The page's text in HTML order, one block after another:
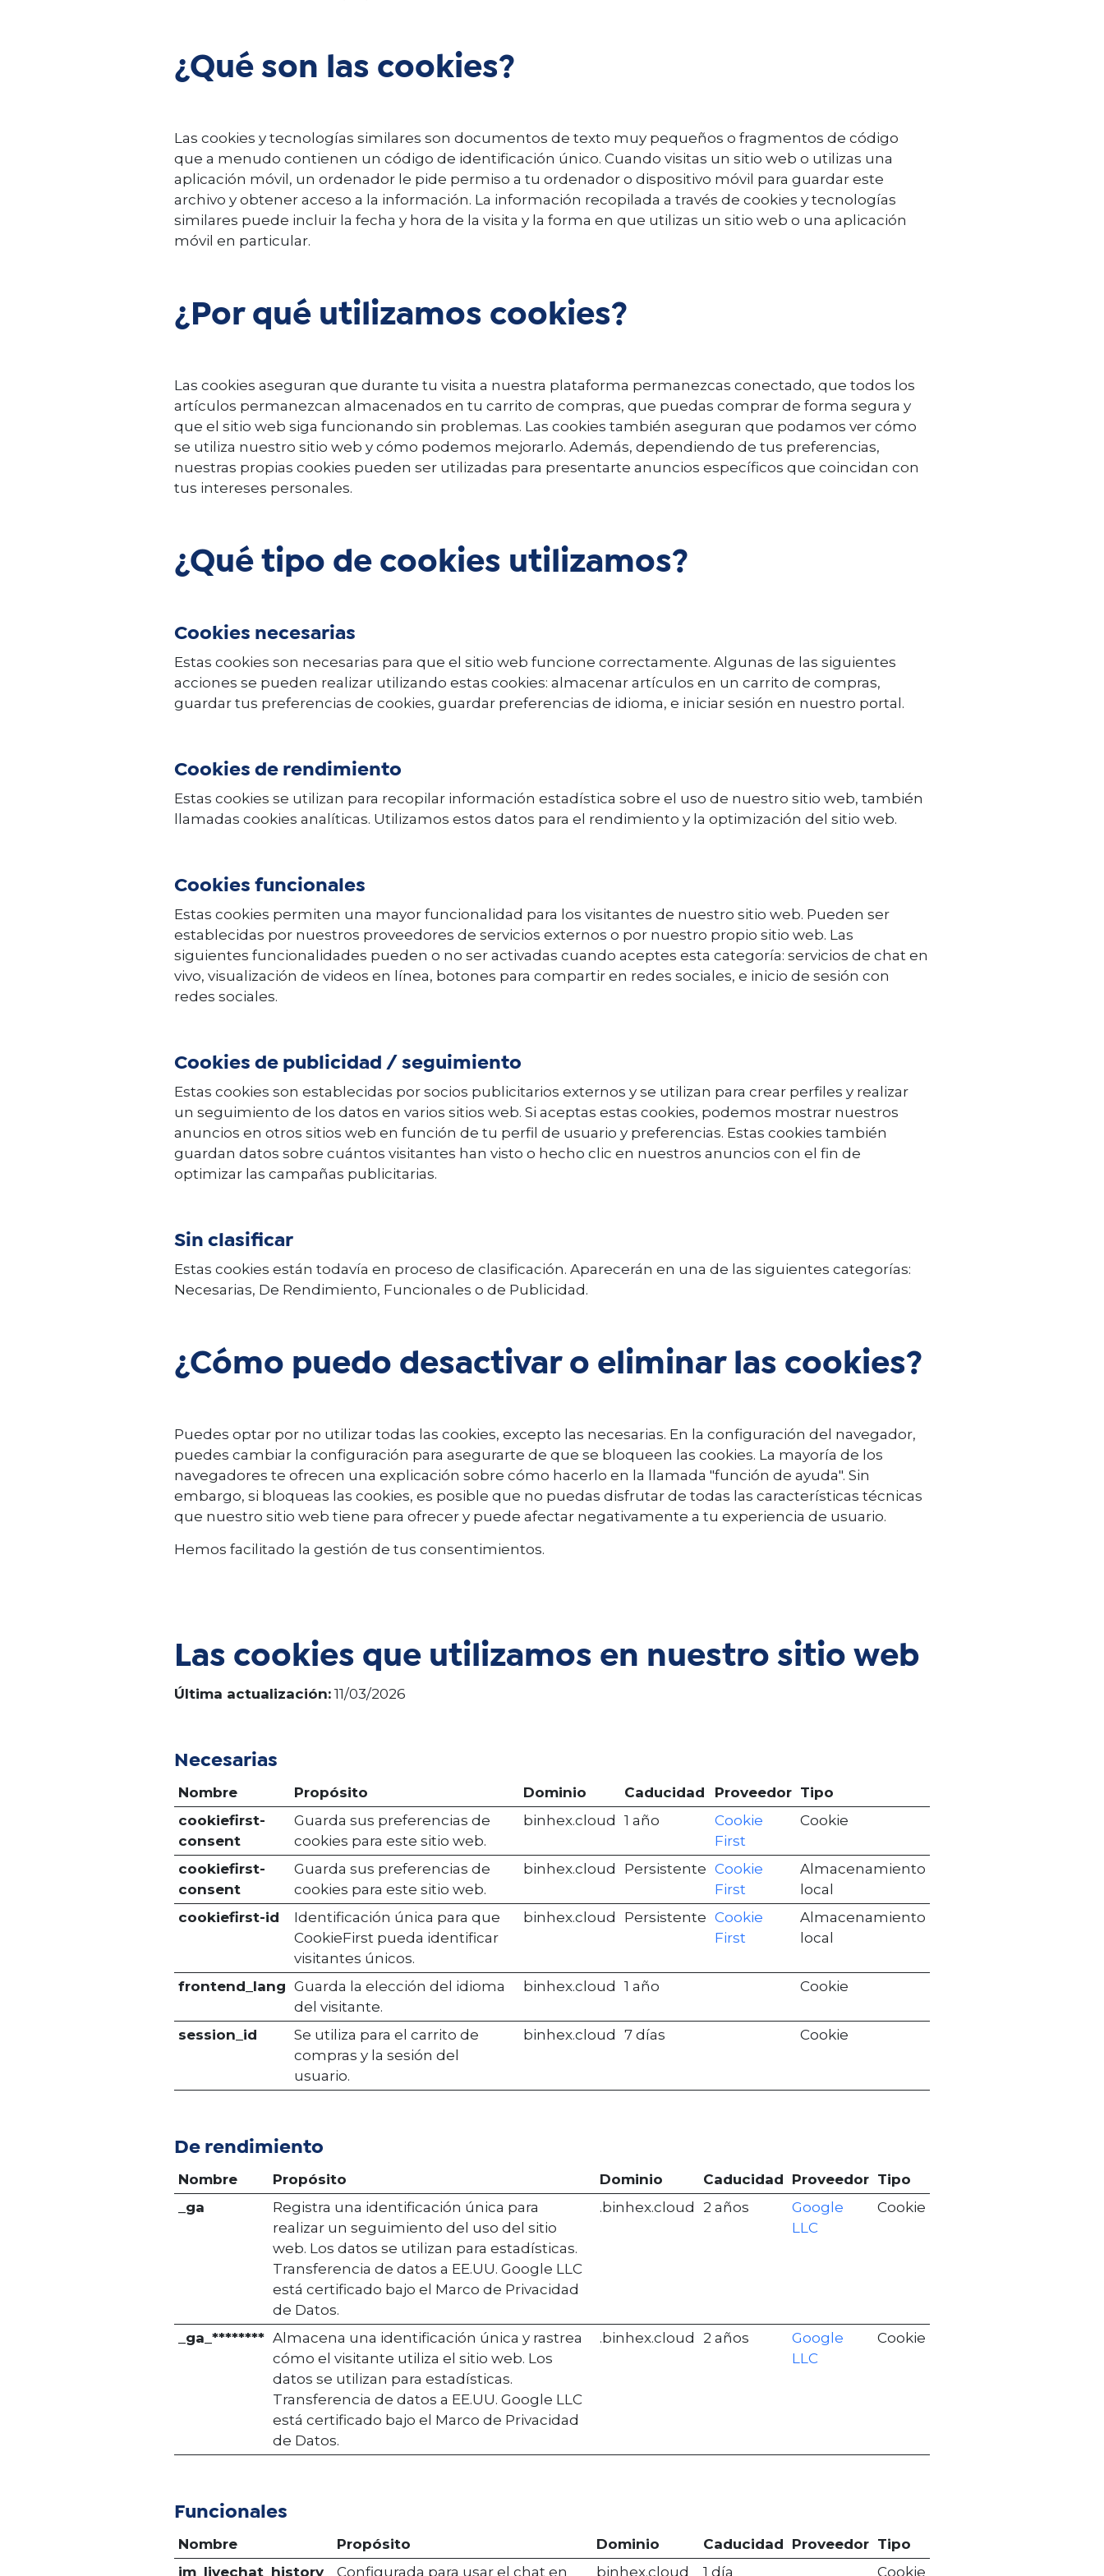
¿Qué son las cookies?
Las cookies y tecnologías similares son documentos de texto muy pequeños o fragmentos de código
que a menudo contienen un código de identificación único. Cuando visitas un sitio web o utilizas una
aplicación móvil, un ordenador le pide permiso a tu ordenador o dispositivo móvil para guardar este
archivo y obtener acceso a la información. La información recopilada a través de cookies y tecnologías
similares puede incluir la fecha y hora de la visita y la forma en que utilizas un sitio web o una aplicación
móvil en particular.
¿Por qué utilizamos cookies?
Las cookies aseguran que durante tu visita a nuestra plataforma permanezcas conectado, que todos los
artículos permanezcan almacenados en tu carrito de compras, que puedas comprar de forma segura y
que el sitio web siga funcionando sin problemas. Las cookies también aseguran que podamos ver cómo
se utiliza nuestro sitio web y cómo podemos mejorarlo. Además, dependiendo de tus preferencias,
nuestras propias cookies pueden ser utilizadas para presentarte anuncios específicos que coincidan con
tus intereses personales.
¿Qué tipo de cookies utilizamos?
Cookies necesarias
Estas cookies son necesarias para que el sitio web funcione correctamente. Algunas de las siguientes
acciones se pueden realizar utilizando estas cookies: almacenar artículos en un carrito de compras,
guardar tus preferencias de cookies, guardar preferencias de idioma, e iniciar sesión en nuestro portal.
Cookies de rendimiento
Estas cookies se utilizan para recopilar información estadística sobre el uso de nuestro sitio web, también
llamadas cookies analíticas. Utilizamos estos datos para el rendimiento y la optimización del sitio web.
Cookies funcionales
Estas cookies permiten una mayor funcionalidad para los visitantes de nuestro sitio web. Pueden ser
establecidas por nuestros proveedores de servicios externos o por nuestro propio sitio web. Las
siguientes funcionalidades pueden o no ser activadas cuando aceptes esta categoría: servicios de chat en
vivo, visualización de videos en línea, botones para compartir en redes sociales, e inicio de sesión con
redes sociales.
Cookies de publicidad / seguimiento
Estas cookies son establecidas por socios publicitarios externos y se utilizan para crear perfiles y realizar
un seguimiento de los datos en varios sitios web. Si aceptas estas cookies, podemos mostrar nuestros
anuncios en otros sitios web en función de tu perfil de usuario y preferencias. Estas cookies también
guardan datos sobre cuántos visitantes han visto o hecho clic en nuestros anuncios con el fin de
optimizar las campañas publicitarias.
Sin clasificar
Estas cookies están todavía en proceso de clasificación. Aparecerán en una de las siguientes categorías:
Necesarias, De Rendimiento, Funcionales o de Publicidad.
¿Cómo puedo desactivar o eliminar las cookies?
Puedes optar por no utilizar todas las cookies, excepto las necesarias. En la configuración del navegador,
puedes cambiar la configuración para asegurarte de que se bloqueen las cookies. La mayoría de los
navegadores te ofrecen una explicación sobre cómo hacerlo en la llamada "función de ayuda". Sin
embargo, si bloqueas las cookies, es posible que no puedas disfrutar de todas las características técnicas
que nuestro sitio web tiene para ofrecer y puede afectar negativamente a tu experiencia de usuario.
Hemos facilitado la gestión de tus consentimientos.
Las cookies que utilizamos en nuestro sitio web
Última actualización: 11/03/2026
Necesarias
Nombre
Propósito Dominio Caducidad Proveedor Tipo
cookiefirst-
consent
Guarda sus preferencias de
cookies para este sitio web.
binhex.cloud 1 año
Cookie
First
Cookie
cookiefirst-
consent
Guarda sus preferencias de
cookies para este sitio web.
binhex.cloud Persistente Cookie
First
Almacenamiento
local
cookiefirst-id
Identificación única para que
CookieFirst pueda identificar
visitantes únicos.
binhex.cloud Persistente Cookie
First
Almacenamiento
local
frontend_lang Guarda la elección del idioma
del visitante.
binhex.cloud 1 año Cookie
session_id
Se utiliza para el carrito de
compras y la sesión del
usuario.
binhex.cloud 7 días Cookie
De rendimiento
Nombre
Propósito Dominio Caducidad Proveedor Tipo
_ga
Registra una identificación única para
realizar un seguimiento del uso del sitio
web. Los datos se utilizan para estadísticas.
Transferencia de datos a EE.UU. Google LLC
está certificado bajo el Marco de Privacidad
de Datos.
.binhex.cloud 2 años
Google
LLC
Cookie
_ga_******** Almacena una identificación única y rastrea
cómo el visitante utiliza el sitio web. Los
datos se utilizan para estadísticas.
Transferencia de datos a EE.UU. Google LLC
está certificado bajo el Marco de Privacidad
de Datos.
.binhex.cloud 2 años
Google
LLC
Cookie
Funcionales
Nombre
Propósito Dominio Caducidad Proveedor Tipo
im_livechat_history
Configurada para usar el chat en binhex.cloud 1 día Cookie